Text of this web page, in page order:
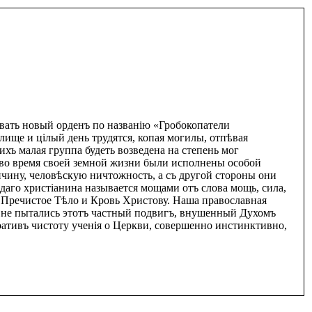
новый орденъ по названiю «Гробокопатели
и цiлый день трудятся, копая могилы, отпѣвая
малая группа будеть возведена на степень мог
время своей земной жизни были исполнены особой
человѣскую ничтожность, а съ другой стороны они
христiанина называется мощами отъ слова мощь, сила,
Тѣло и Кровь Христову. Наша православная
пытались этотъ частный подвигъ, внушенный Духомъ
чистоту ученiя о Церкви, совершенно инстинктивно,